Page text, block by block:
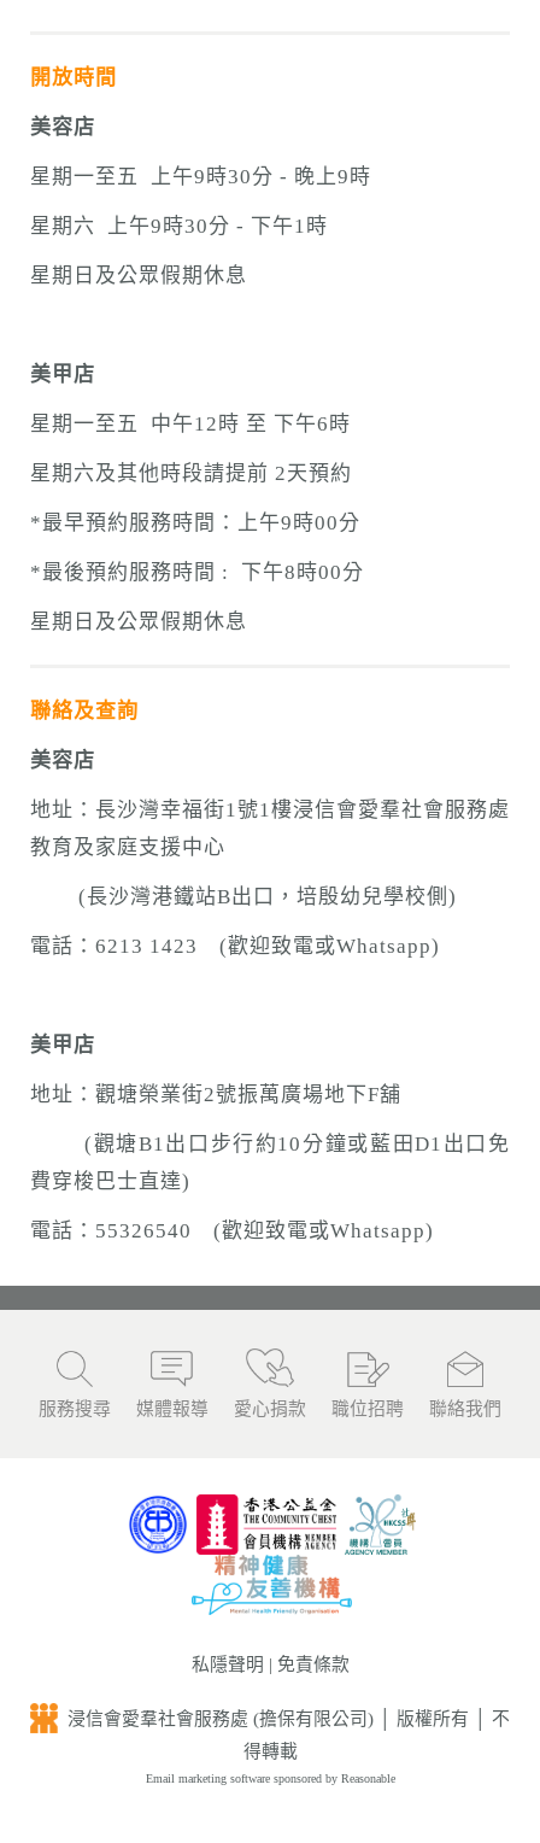
開放時間
美容店
星期一至五 上午9時30分 - 晚上9時
星期六 上午9時30分 - 下午1時
星期日及公眾假期休息
美甲店
星期一至五 中午12時 至 下午6時
星期六及其他時段請提前 2天預約
*最早預約服務時間：上午9時00分
*最後預約服務時間 : 下午8時00分
星期日及公眾假期休息
聯絡及查詢
美容店
地址：長沙灣幸福街1號1樓浸信會愛羣社會服務處
教育及家庭支援中心
(長沙灣港鐵站B出口，培殷幼兒學校側)
電話：6213 1423 (歡迎致電或Whatsapp)
美甲店
地址：觀塘榮業街2號振萬廣場地下F舖
(觀塘B1出口步行約10分鐘或藍田D1出口免
費穿梭巴士直達)
電話：55326540 (歡迎致電或Whatsapp)
服務搜尋 媒體報導 愛心捐款 職位招聘 聯絡我們
私隱聲明 | 免責條款
浸信會愛羣社會服務處 (擔保有限公司) │ 版權所有 │ 不
得轉載
Email marketing software sponsored by Reasonable